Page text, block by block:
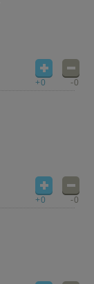
+0 -0
+0 -0